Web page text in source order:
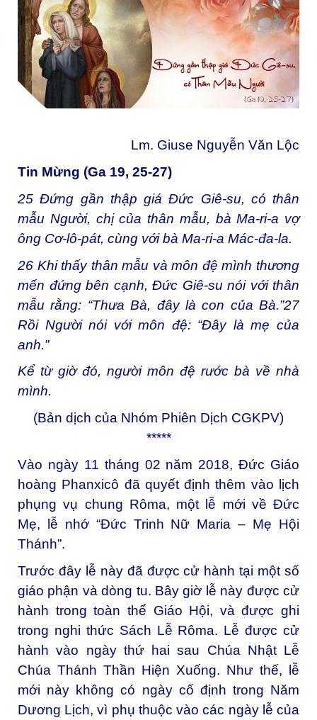
Lm. Giuse Nguyễn Văn Lộc
Tin Mừng (Ga 19, 25-27)
25 Đứng gần thập giá Đức Giê-su, có thân
mẫu Người, chị của thân mẫu, bà Ma-ri-a vợ
ông Cơ-lô-pát, cùng với bà Ma-ri-a Mác-đa-la.
26 Khi thấy thân mẫu và môn đệ mình thương
mến đứng bên cạnh, Đức Giê-su nói với thân
mẫu rằng: “Thưa Bà, đây là con của Bà.”27
Rồi Người nói với môn đệ: “Đây là mẹ của
anh.”
Kể từ giờ đó, người môn đệ rước bà về nhà
mình.
(Bản dịch của Nhóm Phiên Dịch CGKPV)
*****
Vào ngày 11 tháng 02 năm 2018, Đức Giáo
hoàng Phanxicô đã quyết định thêm vào lịch
phụng vụ chung Rôma, một lễ mới về Đức
Mẹ, lễ nhớ “Đức Trinh Nữ Maria – Mẹ Hội
Thánh”.
Trước đây lễ này đã được cử hành tại một số
giáo phận và dòng tu. Bây giờ lễ này được cử
hành trong toàn thể Giáo Hội, và được ghi
trong nghi thức Sách Lễ Rôma. Lễ được cử
hành vào ngày thứ hai sau Chúa Nhật Lễ
Chúa Thánh Thần Hiện Xuống. Như thế, lễ
mới này không có ngày cố định trong Năm
Dương Lịch, vì phụ thuộc vào các ngày lễ của